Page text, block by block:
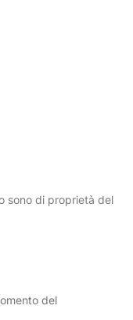
sono di proprietà del
del